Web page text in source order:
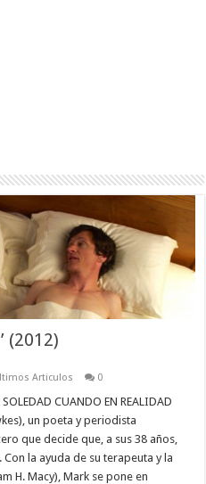
(2012)
Articulos 0
CUANDO EN REALIDAD
un poeta y periodista
que decide que, a sus 38 años,
la ayuda de su terapeuta y la
H. Macy), Mark se pone en